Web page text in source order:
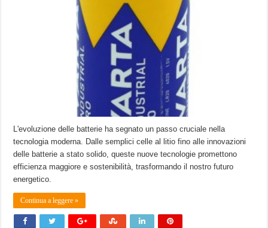
L'evoluzione delle batterie ha segnato un passo cruciale nella
tecnologia moderna. Dalle semplici celle al litio fino alle innovazioni
delle batterie a stato solido, queste nuove tecnologie promettono
efficienza maggiore e sostenibilità, trasformando il nostro futuro
energetico.
Continua a leggere »